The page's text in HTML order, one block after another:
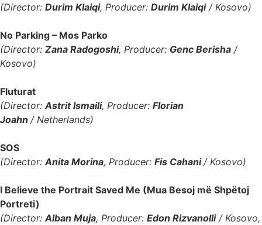
(Director: Durim Klaiqi, Producer: Durim Klaiqi/ Kosovo)
No Parking – Mos Parko
(Director: Zana Radogoshi, Producer: Genc Berisha /
Kosovo)
Fluturat
(Director:Astrit Ismaili, Producer: Florian
Joahn / Netherlands)
SOS
(Director:Anita Morina, Producer: Fis Cahani/ Kosovo)
I Believe the Portrait Saved Me (Mua Besoj më Shpëtoj
Portreti)
(Director:Alban Muja, Producer: Edon Rizvanolli/ Kosovo,